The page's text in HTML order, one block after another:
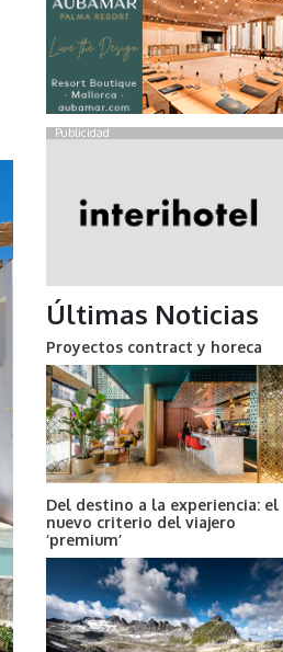
Publicidad
Últimas Noticias
Proyectos contract y horeca
Del destino a la experiencia: el
nuevo criterio del viajero
‘premium’